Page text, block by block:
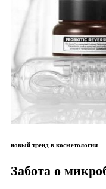
новый тренд в косметологии
Забота о